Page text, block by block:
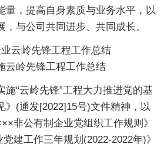
量，提高自身素质与业务水平，以
与公司共同进步、共同成长。
业云岭先锋工程工作总结
云岭先锋工程工作总结
施“云岭先锋”工程大力推进党的基
》(通发[2022]15号)文件精神，以
非公有制企业党组织工作规则》
建工作三年规划(2022-2022年)》